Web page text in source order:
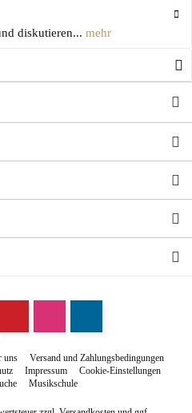
diskutieren... mehr
uns
Versand und Zahlungsbedingungen
Impressum
Cookie-Einstellungen
Musikschule